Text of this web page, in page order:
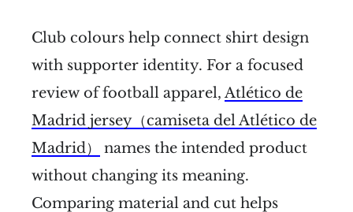
Club colours help connect shirt design
with supporter identity. For a focused
review of football apparel, Atlético de
Madrid jersey（camiseta del Atlético de
Madrid）
names the intended product
without changing its meaning.
Comparing material and cut helps